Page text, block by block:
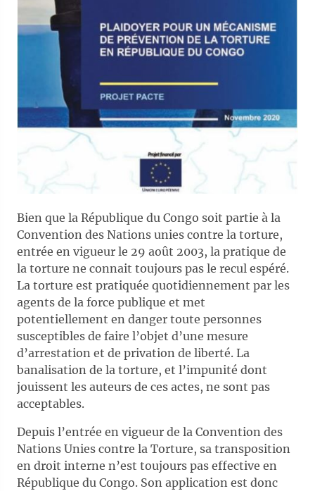
Bien que la République du Congo soit partie à la
Convention des Nations unies contre la torture,
entrée en vigueur le 29 août 2003, la pratique de
la torture ne connait toujours pas le recul espéré.
La torture est pratiquée quotidiennement par les
agents de la force publique et met
potentiellement en danger toute personnes
susceptibles de faire l’objet d’une mesure
d’arrestation et de privation de liberté. La
banalisation de la torture, et l’impunité dont
jouissent les auteurs de ces actes, ne sont pas
acceptables.
Depuis l’entrée en vigueur de la Convention des
Nations Unies contre la Torture, sa transposition
en droit interne n’est toujours pas effective en
République du Congo. Son application est donc